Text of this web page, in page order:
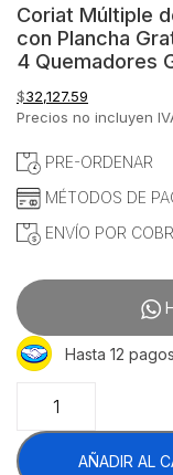
Coriat Múltiple
con Plancha
4 Quemadores
$32,127.59
Precios no incluyen
PRE-ORDENAR
MÉTODOS DE
ENVÍO POR
Hasta 12
Múltiple
de
Mesa
AÑADIR AL